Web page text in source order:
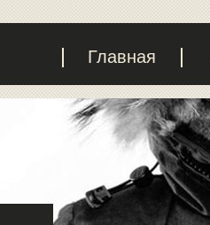
Главная